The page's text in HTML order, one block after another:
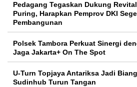
Pedagang Tegaskan Dukung
Puring, Harapkan Pemprov DKI
Pembangunan
Polsek Tambora Perkuat Sinergi
Jaga Jakarta+ On The Spot
U-Turn Topjaya Antariksa Jadi
Sudinhub Turun Tangan